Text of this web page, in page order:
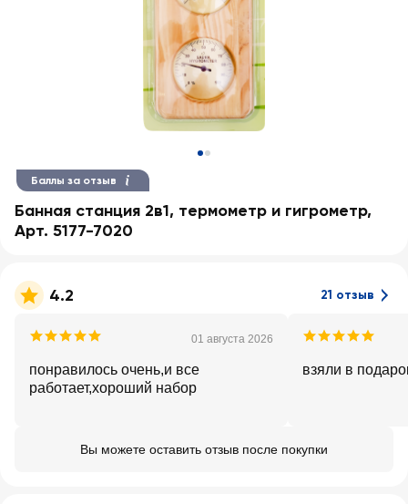
Баллы за отзыв
Банная станция 2в1, термометр и гигрометр,
Арт. 5177-7020
4.2 21 отзыв
01 августа 2026
понравилось очень,и все
работает,хороший набор
взяли в
Вы можете оставить отзыв после покупки